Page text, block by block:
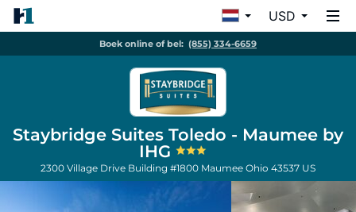
USD
Boek online of bel: (855) 334-6659
Staybridge Suites Toledo - Maumee by
IHG
2300 Village Drive Building #1800 Maumee Ohio 43537 US